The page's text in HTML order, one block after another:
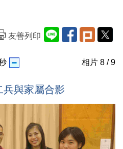
友善列印
相片 8 / 9
兵與家屬合影